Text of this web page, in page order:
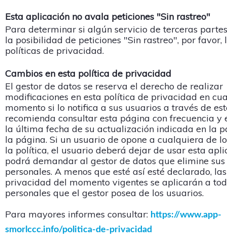
Esta aplicación no avala peticiones "Sin rastreo"
Para determinar si algún servicio de terceras
la posibilidad de peticiones "Sin rastreo", por favor,
políticas de privacidad.
Cambios en esta política de privacidad
El gestor de datos se reserva el derecho de realizar
modificaciones en esta política de privacidad en
momento si lo notifica a sus usuarios a través de
recomienda consultar esta página con frecuencia y
la última fecha de su actualización indicada en la
la página. Si un usuario de opone a cualquiera de
la política, el usuario deberá dejar de usar esta
podrá demandar al gestor de datos que elimine
personales. A menos que esté así esté declarado,
privacidad del momento vigentes se aplicarán a
personales que el gestor posea de los usuarios.
Para mayores informes consultar: https://www.app-
smorlccc.info/politica-de-privacidad